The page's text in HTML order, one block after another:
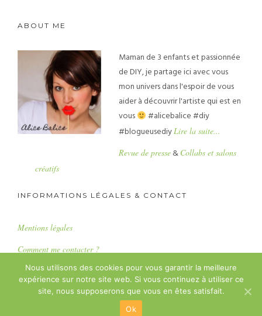
ABOUT ME
Maman de 3 enfants et passionnée
de DIY, je partage ici avec vous
mon univers dans l'espoir de vous
aider à découvrir l'artiste qui est en
vous
#alicebalice #diy
#blogueusediyLire la suite...
Revue de presse & Collabs et salons
créatifs
INFORMATIONS LÉGALES & CONTACT
Mentions légales
Comment me contacter ?
Copyright : Alice Balice SASU
Nous utilisons des cookies pour vous garantir la meilleure
expérience sur notre site web. Si vous continuez à utiliser ce
site, nous supposerons que vous en êtes satisfait.
Ok